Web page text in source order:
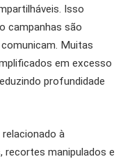
Isso
campanhas são
Muitas
em excesso
profundidade
à
manipulados e